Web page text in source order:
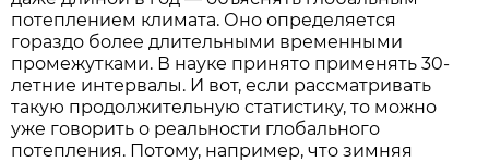
потеплением климата. Оно определяется
гораздо более длительными временными
промежутками. В науке принято применять 30-
летние интервалы. И вот, если рассматривать
такую продолжительную статистику, то можно
уже говорить о реальности глобального
потепления. Потому, например, что зимняя